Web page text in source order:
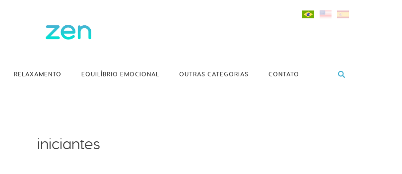
RELAXAMENTO EQUILÍBRIO EMOCIONAL OUTRAS CATEGORIAS CONTATO
iniciantes